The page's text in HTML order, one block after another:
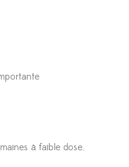
à faible dose.